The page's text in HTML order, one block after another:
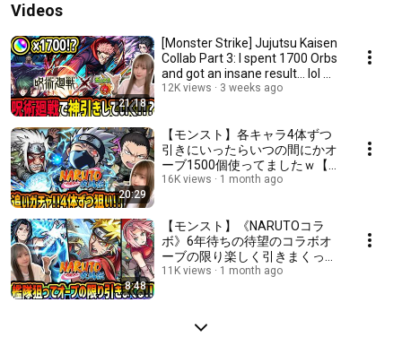
Videos
21:18
[Monster Strike] Jujutsu Kaisen
Collab Part 3: I spent 1700 Orbs
and got an insane result... lol ...
12K views 3 weeks ago
20:29
【モンスト】各キャラ4体ずつ
引きにいったらいつの間にかオ
ーブ1500個使ってましたｗ【ゆ
んみ】
16K views 1 month ago
8:48
【モンスト】《NARUTOコラ
ボ》6年待ちの待望のコラボオ
ーブの限り楽しく引きまくった
結果!!!【ゆんみ】
11K views 1 month ago